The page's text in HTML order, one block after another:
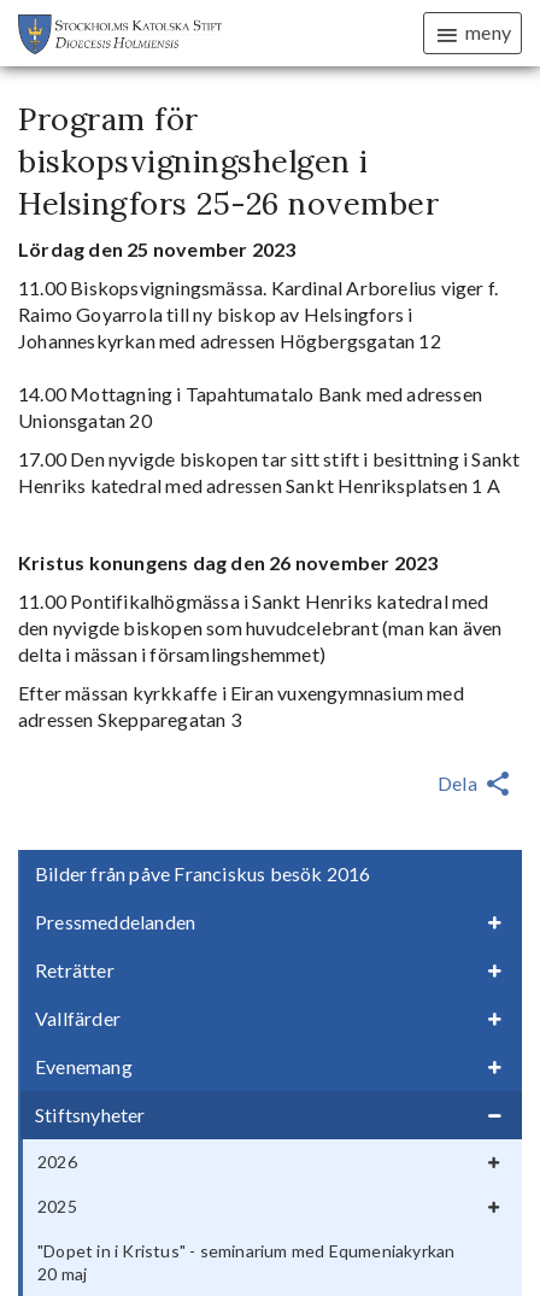
meny
Bilder från påve Franciskus besök 2016
Pressmeddelanden
Reträtter
Vallfärder
Evenemang
Stiftsnyheter
2026
2025
"Dopet in i Kristus" - seminarium med Equmeniakyrkan
20 maj
Program för
biskopsvigningshelgen i
Helsingfors 25-26 november
Lördag den 25 november 2023
11.00 Biskopsvigningsmässa. Kardinal Arborelius viger f.
RaimoGoyarrola till ny biskop av Helsingfors i
Johanneskyrkan med adressen Högbergsgatan 12
14.00 Mottagning i Tapahtumatalo Bank med adressen
Unionsgatan 20
17.00 Den nyvigde biskopen tar sitt stift i besittning i Sankt
Henriks katedral med adressenSankt Henriksplatsen 1 A
Kristus konungens dag den 26 november 2023
11.00 Pontifikalhögmässa i Sankt Henriks katedral med
den nyvigde biskopen som huvudcelebrant (man kan även
delta i mässan i församlingshemmet)
Efter mässan kyrkkaffe i Eiran vuxengymnasium med
adressen Skepparegatan 3
Dela